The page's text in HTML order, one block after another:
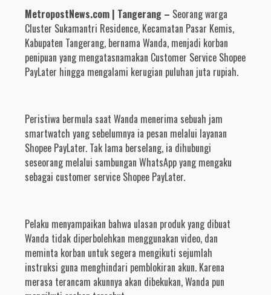
MetropostNews.com | Tangerang – Seorang warga
Cluster Sukamantri Residence, Kecamatan Pasar Kemis,
Kabupaten Tangerang, bernama Wanda, menjadi korban
penipuan yang mengatasnamakan Customer Service Shopee
PayLater hingga mengalami kerugian puluhan juta rupiah.
Peristiwa bermula saat Wanda menerima sebuah jam
smartwatch yang sebelumnya ia pesan melalui layanan
Shopee PayLater. Tak lama berselang, ia dihubungi
seseorang melalui sambungan WhatsApp yang mengaku
sebagai customer service Shopee PayLater.
Pelaku menyampaikan bahwa ulasan produk yang dibuat
Wanda tidak diperbolehkan menggunakan video, dan
meminta korban untuk segera mengikuti sejumlah
instruksi guna menghindari pemblokiran akun. Karena
merasa terancam akunnya akan dibekukan, Wanda pun